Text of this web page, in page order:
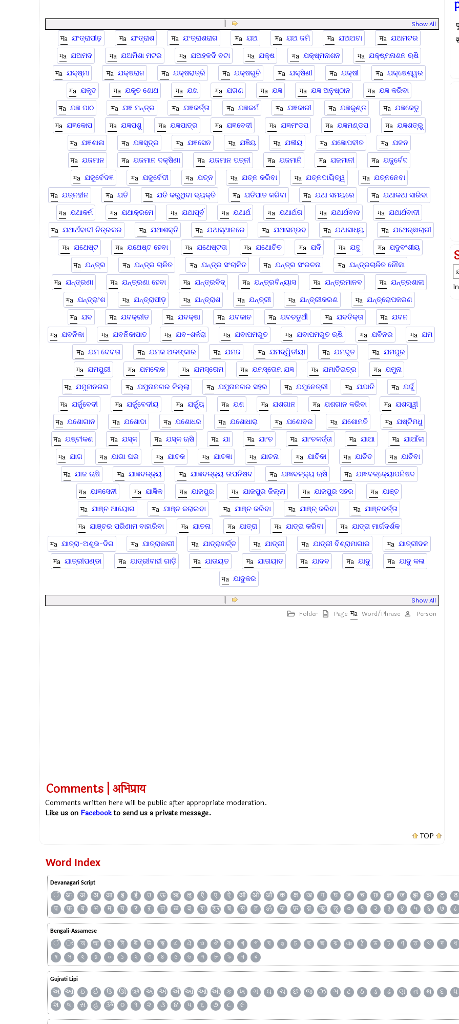
Show All
ଯଂତ୍ରାପୀଢ଼ ଯଂତ୍ରାଶ ଯଂତ୍ରାଶରାଗ ଯଅ ଯଅ ଜମି ଯଅଅଟା
ଯଅମଟର
ଯଅମଦ
ଯଅମିଶା ମଟର ଯ‍ଅହଳଦି ବଟା ଯକ୍ଷ ଯକ୍ଷ୍ମନାଶନ
ଯକ୍ଷ୍ମନାଶନ ଋଷି
ଯକ୍ଷ୍ମା
ଯକ୍ଷରାଜ ଯକ୍ଷରାତ୍ରି ଯକ୍ଷରୁଚି ଯକ୍ଷିଣୀ ଯକ୍ଷୀ
ଯକ୍ଷେଶ୍ୱର
ଯକୃତ
ଯକୃତ ଶୋଥ ଯଖ ଯଗଣ ଯଜ୍ଞ ଯଜ୍ଞ ଅନୁଷ୍ଠାନ
ଯଜ୍ଞ କରିବା
ଯଜ୍ଞ ପାଠ
ଯଜ୍ଞ ମନ୍ତ୍ର ଯଜ୍ଞକର୍ତ୍ତା ଯଜ୍ଞକର୍ମ ଯଜ୍ଞକାରୀ ଯଜ୍ଞକୁଣ୍ଡ
ଯଜ୍ଞକେତୁ
ଯଜ୍ଞକୋପ
ଯଜ୍ଞପଶୁ ଯଜ୍ଞପାତ୍ର ଯଜ୍ଞବେଦୀ ଯଜ୍ଞମଂଡପ ଯଜ୍ଞମଣ୍ଡପ
ଯଜ୍ଞଶତ୍ରୁ
ଯଜ୍ଞଶାଳା
ଯଜ୍ଞସୂତ୍ର ଯଜ୍ଞସେନ ଯଜ୍ଞିୟ ଯଜ୍ଞୀୟ ଯଜ୍ଞୋପବୀତ
ଯଜନ
ଯଜମାନ
ଯଜମାନ ଦକ୍ଷିଣା ଯଜମାନ ପତ୍ନୀ ଯଜମାନି ଯଜମାନୀ
ଯଜୁର୍ବେଦ
ଯଜୁର୍ବେଦଜ୍ଞ
ଯଜୁର୍ବେଦୀ ଯତ୍ନ ଯତ୍ନ କରିବା ଯତ୍ନଦାୟିତ୍ୱ
ଯତ୍ନନେବା
ଯତ୍ନହୀନ
ଯତି ଯତି କରୁଥିବା ବ୍ୟକ୍ତି ଯତିପାତ କରିବା ଯଥା ସମୟରେ
ଯଥାକଥା ସାରିବା
ଯଥାକର୍ମ
ଯଥାକ୍ରମେ ଯଥାପୂର୍ବ ଯଥାର୍ଥ ଯଥାର୍ଥତା ଯଥାର୍ଥବାଦ
ଯଥାର୍ଥବାଦୀ
ଯଥାର୍ଥବାଦୀ ଚିତ୍ରକର
ଯଥାଶକ୍ତି ଯଥାସ୍ଥାନରେ ଯଥାସମ୍ଭବ ଯଥାସାଧ୍ୟ
ଯଥେଚ୍ଛାଚାରୀ
ଯଥେଷ୍ଟ
ଯଥେଷ୍ଟ ହେବା ଯଥେଷ୍ଟତା ଯଥୋଚିତ ଯଦି ଯଦୁ
ଯଦୁବଂଶୀୟ
ଯନ୍ତ୍ର
ଯନ୍ତ୍ର ଚାଳିତ ଯନ୍ତ୍ର ସଂଚାଳିତ ଯନ୍ତ୍ର ସଂରଚନା
ଯନ୍ତ୍ରଚାଳିତ ନୌକା
ଯନ୍ତ୍ରଣା
ଯନ୍ତ୍ରଣା ହେବା ଯନ୍ତ୍ରବିଦ୍ ଯନ୍ତ୍ରବିନ୍ୟାସ ଯନ୍ତ୍ରମାନବ
ଯନ୍ତ୍ରଶାଳା
ଯନ୍ତ୍ରାଂଶ
ଯନ୍ତ୍ରାପୀଡ଼ ଯନ୍ତ୍ରାଶ ଯନ୍ତ୍ରୀ ଯନ୍ତ୍ରୀକରଣ
ଯନ୍ତ୍ରୋପକରଣ
ଯବ
ଯବକ୍ରୀତ ଯବକ୍ଷା ଯବକାଚ ଯବଚତୁର୍ଥୀ ଯବତିକ୍ତା
ଯବନ
ଯବନିକା
ଯବନିକାପାତ ଯବ-ଶର୍କରା ଯବାପମରୁତ ଯବାପମରୁତ ଋଷି ଯବିନର
ଯମ
ଯମ ଦେବତା
ଯମକ ଅଳଙ୍କାର ଯମଜ ଯମଦ୍ୱିତୀୟା ଯମଦୂତ
ଯମପୁର
ଯମପୁରୀ
ଯମଲୋକ ଯମସ୍ତୋମ ଯମସ୍ତୋମ ଯଜ୍ଞ ଯମାତିରାତ୍ର
ଯମୁନା
ଯମୁନାନଗର
ଯମୁନାନଗର ଜିଲ୍ଲା ଯମୁନାନଗର ସହର ଯମୁନେତ୍ରୀ ଯଯାତି
ଯର୍ଜୁ
ଯର୍ଜୁବେଦୀ
ଯର୍ଜୁବେଦୀୟ ଯର୍ଜୁୟ ଯଶ ଯଶଗାନ ଯଶଗାନ କରିବା
ଯଶସ୍ୱୀ
ଯଶୋଗାନ
ଯଶୋଦା ଯଶୋଧର ଯଶୋଧାରା ଯଶୋବର ଯଶୋମତି
ଯଷ୍ଟିମଧୁ
ଯଷ୍ଟୀକଣ
ଯସ୍କ ଯସ୍କ ଋଷି ଯା ଯାଂଚ ଯାଂଚକର୍ତ୍ତା ଯାଆ
ଯାଆଁଳା
ଯାଗ
ଯାଗା ଘର ଯାଚକ ଯାଚଜ୍ଞା ଯାଚନା ଯାଚିକା ଯାଚିତ
ଯାଚିବା
ଯାଜ ଋଷି
ଯାଜ୍ଞବଳ୍କ୍ୟ ଯାଜ୍ଞବଳ୍କ୍ୟ ଉପନିଷଦ ଯାଜ୍ଞବଳ୍କ୍ୟ ଋଷି
ଯାଜ୍ଞବଳ୍କ୍ୟୋପନିଷଦ
ଯାଜ୍ଞସେନୀ
ଯାଜ୍ଞିକ ଯାଜପୁର ଯାଜପୁର ଜିଲ୍ଲା ଯାଜପୁର ସହର
ଯାଞ୍ଚ
ଯାଞ୍ଚ ଆୟୋଗ
ଯାଞ୍ଚ କରାଇବା ଯାଞ୍ଚ କରିବା ଯାଞ୍ଚ୍ କରିବା
ଯାଞ୍ଚକର୍ତ୍ତା
ଯାଞ୍ଚର ପରିଣାମ ବାହାରିବା
ଯାତନା ଯାତ୍ରା ଯାତ୍ରା କରିବା
ଯାତ୍ରା ମାର୍ଗଦର୍ଶକ
ଯାତ୍ରା-ଅଶୁଭ-ଦିଗ
ଯାତ୍ରାକାରୀ ଯାତ୍ରାଖର୍ଚ୍ଚ ଯାତ୍ରୀ ଯାତ୍ରୀ ବିଶ୍ରାମାଗାର
ଯାତ୍ରୀଦଳ
ଯାତ୍ରୀପଣ୍ଡା
ଯାତ୍ରୀବାହୀ ଗାଡ଼ି ଯାତାୟତ ଯାତାୟାତ ଯାଦବ ଯାଦୁ
ଯାଦୁ କଳା
ଯାଦୁକର
Show All
Folder
Page Word/Phrase Person
Comments | अभिप्राय
Comments written here will be public after appropriate moderation.
Like us on Facebookto send us a private message.
TOP
Word Index
Devanagari Script
ँ अः अं अ आ इ ई उ ऊ ऋ ऌ ऍ ए ऐ ऑ ओ औ क क्ष ख ग घ ङ च छ ज्ञ ज झ ञ ट ठ
प
फ ब भ म य र ऱ ल ळ व श श्र ष स ह ॐ ज़ फ़ य़ ॠ ॡ ० १ २ ३ ४ ५ ६ ७ ८
Bengali-Assamese
ঁ ং অ আ ই ঈ উ ঊ ঋ এ ঐ ও ঔ ক খ গ ঘ ঙ চ ছ জ ঝ ঞ ঠ ড ঢ ণ ত থ দ ধ
ষ
স হ য় ০ ১ ২ ৩ ৪ ৫ ৬ ৭ ৮ ৯ ৰ ৱ
Gujrati Lipi
અ આ ઇ ઈ ઉ ઊ ઋ ઍ એ ઐ ઑ ઓ ઔ ક ખ ગ ઘ ચ છ જ ઝ ઞ ટ ઠ ડ ઢ ણ ત થ દ ધ
શ
ષ સ હ ૐ ૦ ૧ ૨ ૩ ૪ ૫ ૬ ૭ ૮ ૯